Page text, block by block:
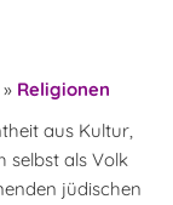
» Religionen
aus Kultur,
selbst als Volk
jüdischen